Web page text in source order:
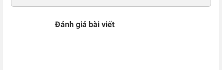
Đánh giá bài viết